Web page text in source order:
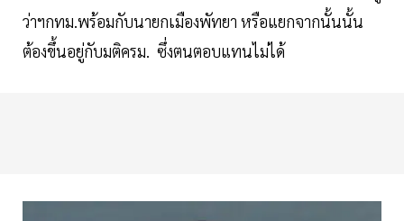
ว่าฯกทม.​พร้อมกับนายกเมืองพัทยา หรือแยกจากนั้นนั้น
ต้องขึ้นอยู่กับมติครม. ซึ่งตนตอบแทนไม่ได้